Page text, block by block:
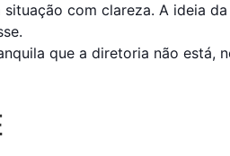
com clareza. A ideia
que a diretoria não está,